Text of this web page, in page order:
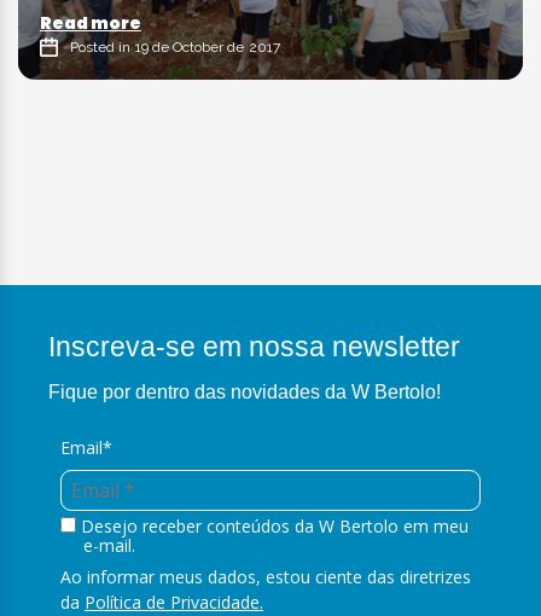
Read more
Posted in 19 de October de 2017
Inscreva-se em nossa newsletter
Fique por dentro das novidades da W Bertolo!
Email*
Desejo receber conteúdos da W Bertolo em meu
e-mail.
Ao informar meus dados, estou ciente das diretrizes
da Política de Privacidade.